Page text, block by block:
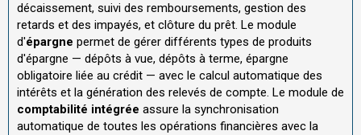
décaissement, suivi des remboursements, gestion des
retards et des impayés, et clôture du prêt. Le module
d'épargne permet de gérer différents types de produits
d'épargne — dépôts à vue, dépôts à terme, épargne
obligatoire liée au crédit — avec le calcul automatique des
intérêts et la génération des relevés de compte. Le module de
comptabilité intégrée assure la synchronisation
automatique de toutes les opérations financières avec la